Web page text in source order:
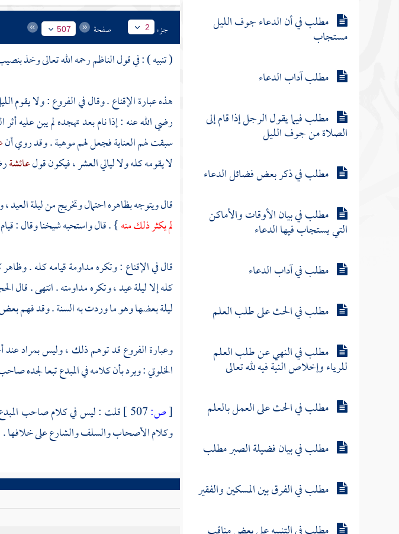
مطلب في أن الدعاء جوف الليل
مستجاب
مطلب آداب الدعاء
مطلب فيما يقول الرجل إذا قام إلى
الصلاة من جوف الليل
مطلب في ذكر بعض فضائل الدعاء
مطلب في بيان الأوقات والأماكن
التي يستجاب فيها الدعاء
مطلب في آداب الدعاء
مطلب في الحث على طلب العلم
مطلب في النهي عن طلب العلم
للرياء وإخلاص النية فيه لله تعالى
مطلب في الحث على العمل بالعلم
مطلب في بيان فضيلة الصبر مطلب
مطلب في الفرق بين المسكين والفقير
جزء 2 صفحة 507
( تنبيه ) : في قولالناظمرحمه الله تعالى وخذ
هذه عبارة الإقناع . وقال في الفروع : ولا يقوم
رضي الله عنه : إذا نام بعد تهجده لم يبن عليه
سبقت لهم العناية فجعل لهم موهبة . وقد روي أن
لا يقومه كله ولا ليالي العشر ، فيكون قولعائشة
قال ويتوجه بظاهره احتمال وتخريج من ليلة
لم يكثر ذلك منه} . قال واستحبهشيخناوقال :
قال في الإقناع : وتكره مداومة قيامه كله .
كله إلا ليلة عيد ، وتكره مداومته . انتهى . قال
ليلة بعضها وهو ما وردت به السنة . وقد فهم بعض
وعبارة الفروع قد توهم ذلك ، وليس بمراد عند
الخلوتي: ويرد بأن كلامه في المبدع تبعا لجده
[ص: قلت: ليس في كلام صاحب
وكلام الأصحاب والسلف والشارع على خلافها .